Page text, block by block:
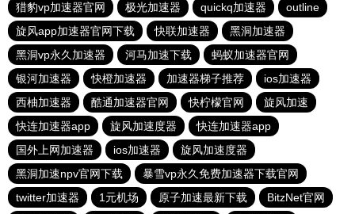
猎豹vp加速器官网
极光加速器 quickq加速器
outline
旋风app加速器官网下载
快联加速器
黑洞加速器
黑洞vp永久加速器
河马加速下载
蚂蚁加速器官网
银河加速器
快橙加速器 加速器梯子推荐
ios加速器
西柚加速器
酷通加速器官网 快柠檬官网
旋风加速
快连加速器app
旋风加速度器
快连加速器app
国外上网加速器
ios加速器
旋风加速度器
黑洞加速npv官网下载
暴雪vp永久免费加速器下载官网
twitter加速器
1元机场 原子加速最新下载
BitzNet官网